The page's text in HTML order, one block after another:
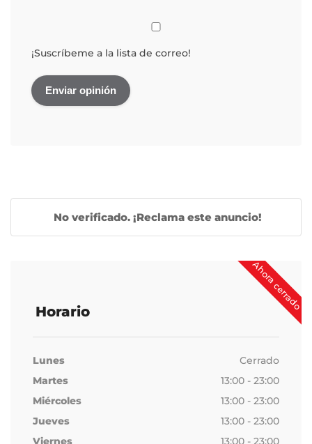
¡Suscríbeme a la lista de correo!
No verificado. ¡Reclama este anuncio!
Ahora cerrado
Horario
Lunes
Cerrado
Martes
13:00 - 23:00
Miércoles
13:00 - 23:00
Jueves
13:00 - 23:00
Viernes
13:00 - 23:00